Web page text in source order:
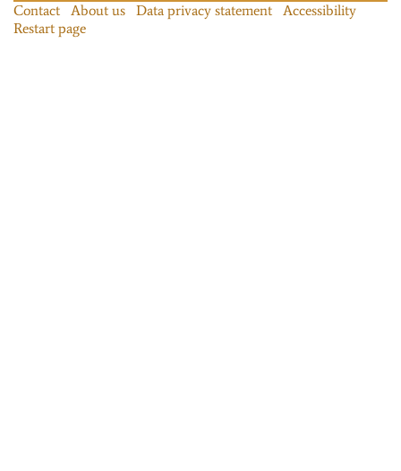
Contact About us Data privacy statement
Accessibility
Restart page